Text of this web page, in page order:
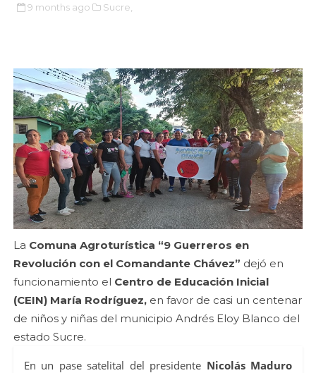
9 months ago Sucre,
La Comuna Agroturística “9 Guerreros en
Revolución con el Comandante Chávez” dejó en
funcionamiento el Centro de Educación Inicial
(CEIN) María Rodríguez, en favor de casi un centenar
de niños y niñas del municipio Andrés Eloy Blanco del
estado Sucre.
En un pase satelital del presidente Nicolás Maduro